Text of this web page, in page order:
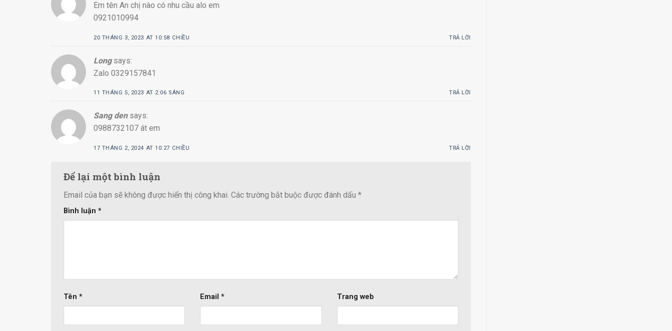
Em tên An chị nào có nhu cầu alo em
0921010994
20 THÁNG 3, 2023 AT 10:58 CHIỀU TRẢ LỜI
Long says:
Zalo 0329157841
11 THÁNG 5, 2023 AT 2:06 SÁNG TRẢ LỜI
Sang den says:
0988732107 át em
17 THÁNG 2, 2024 AT 10:27 CHIỀU TRẢ LỜI
Để lại một bình luận
Email của bạn sẽ không được hiển thị công khai. Các trường bắt buộc được đánh dấu *
Bình luận *
Tên * Email* Trang web